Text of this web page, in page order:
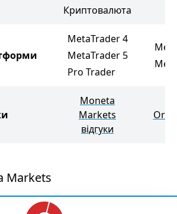
Криптовалюта
MetaTrader 4
MetaTrader 5
Pro Trader
Moneta
Markets
відгуки
Markets